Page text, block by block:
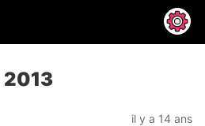
2013
il y a 14 ans